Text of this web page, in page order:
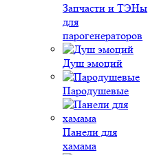
Запчасти и ТЭНы
для
парогенераторов
Душ эмоций
Пародушевые
Панели для
хамама